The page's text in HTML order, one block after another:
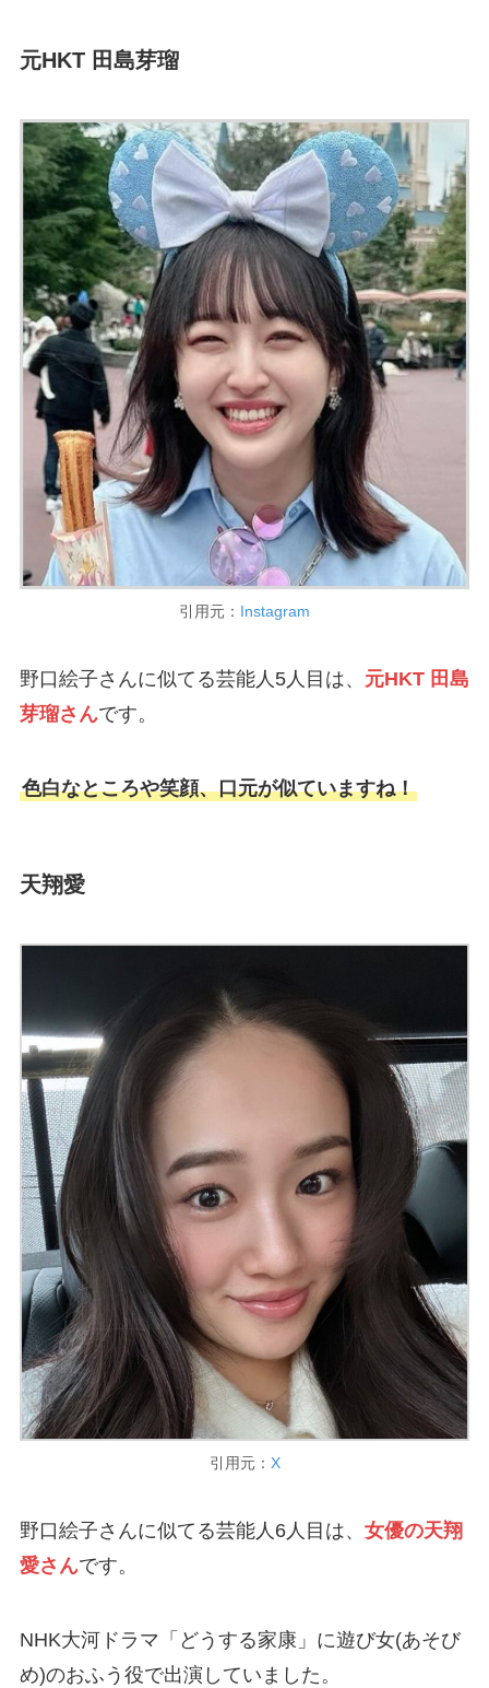
元HKT 田島芽瑠
引用元： Instagram
野口絵子さんに似てる芸能人5人目は、 元HKT 田島
芽瑠さんです。
色白なところや笑顔、口元が似ていますね！
天翔愛
引用元： X
野口絵子さんに似てる芸能人6人目は、 女優の天翔
愛さんです。
NHK大河ドラマ「どうする家康」に遊び女(あそび
め)のおふう役で出演していました。